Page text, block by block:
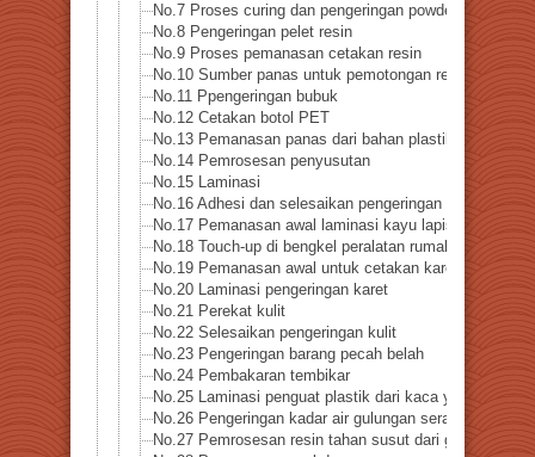
No.7 Proses curing dan pengeringan powder coating
No.8 Pengeringan pelet resin
No.9 Proses pemanasan cetakan resin
No.10 Sumber panas untuk pemotongan resin
No.11 Ppengeringan bubuk
No.12 Cetakan botol PET
No.13 Pemanasan panas dari bahan plastik
No.14 Pemrosesan penyusutan
No.15 Laminasi
No.16 Adhesi dan selesaikan pengeringan kayu lapis
No.17 Pemanasan awal laminasi kayu lapis
No.18 Touch-up di bengkel peralatan rumah tangga
No.19 Pemanasan awal untuk cetakan karet
No.20 Laminasi pengeringan karet
No.21 Perekat kulit
No.22 Selesaikan pengeringan kulit
No.23 Pengeringan barang pecah belah
No.24 Pembakaran tembikar
No.25 Laminasi penguat plastik dari kaca yang
No.26 Pengeringan kadar air gulungan serat
No.27 Pemrosesan resin tahan susut dari gulungan